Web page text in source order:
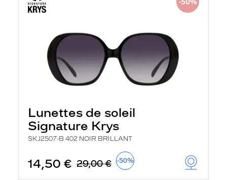
Lunettes de soleil
Signature Krys
SKJ2507-B 402 NOIR BRILLANT
14,50 € 29,00 € -50%